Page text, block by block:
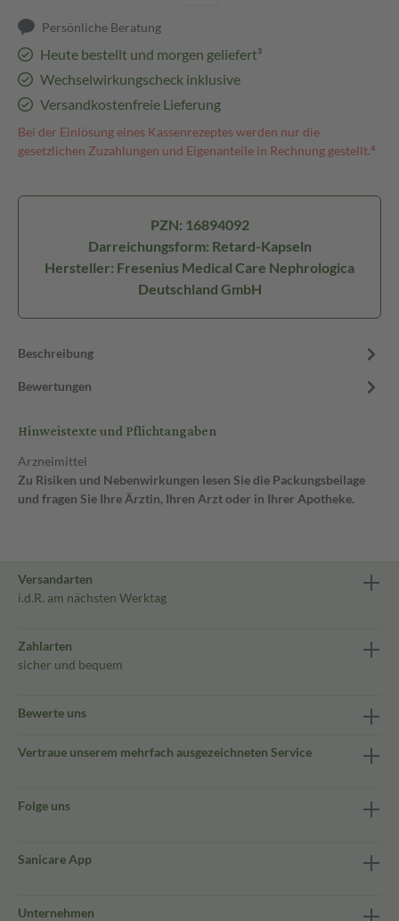
Persönliche Beratung
Heute bestellt und morgen geliefert³
Wechselwirkungscheck inklusive
Versandkostenfreie Lieferung
Bei der Einlösung eines Kassenrezeptes werden nur die
gesetzlichen Zuzahlungen und Eigenanteile in Rechnung gestellt.⁴
PZN: 16894092
Darreichungsform: Retard-Kapseln
Hersteller: Fresenius Medical Care Nephrologica
Deutschland GmbH
Beschreibung
Bewertungen
Hinweistexte und Pflichtangaben
Arzneimittel
Zu Risiken und Nebenwirkungen lesen Sie die Packungsbeilage
und fragen Sie Ihre Ärztin, Ihren Arzt oder in Ihrer Apotheke.
Versandarten
i.d.R. am nächsten Werktag
Zahlarten
sicher und bequem
Bewerte uns
Vertraue unserem mehrfach ausgezeichneten Service
Folge uns
Sanicare App
Unternehmen